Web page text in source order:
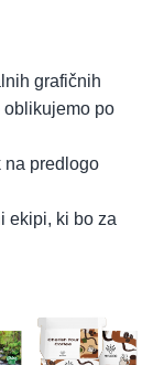
grafičnih
oblikujemo po
na predlogo
ekipi, ki bo za